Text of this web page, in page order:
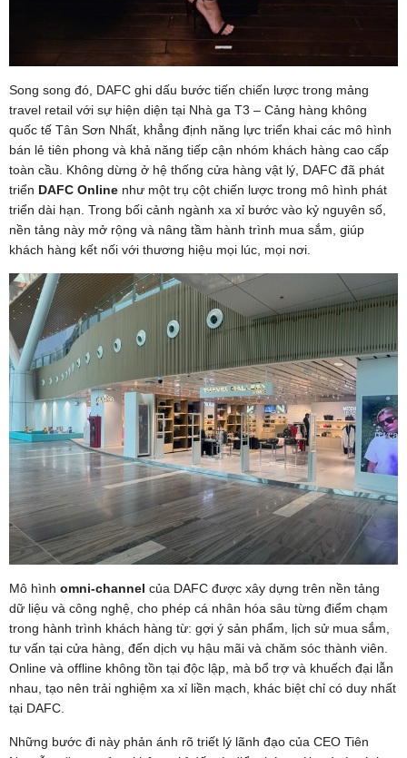
Song song đó, DAFC ghi dấu bước tiến chiến lược trong mảng
travel retail với sự hiện diện tại Nhà ga T3 – Cảng hàng không
quốc tế Tân Sơn Nhất, khẳng định năng lực triển khai các mô hình
bán lẻ tiên phong và khả năng tiếp cận nhóm khách hàng cao cấp
toàn cầu. Không dừng ở hệ thống cửa hàng vật lý, DAFC đã phát
triển DAFC Online như một trụ cột chiến lược trong mô hình phát
triển dài hạn. Trong bối cảnh ngành xa xỉ bước vào kỷ nguyên số,
nền tảng này mở rộng và nâng tầm hành trình mua sắm, giúp
khách hàng kết nối với thương hiệu mọi lúc, mọi nơi.
Mô hình omni-channel của DAFC được xây dựng trên nền tảng
dữ liệu và công nghệ, cho phép cá nhân hóa sâu từng điểm chạm
trong hành trình khách hàng từ: gợi ý sản phẩm, lịch sử mua sắm,
tư vấn tại cửa hàng, đến dịch vụ hậu mãi và chăm sóc thành viên.
Online và offline không tồn tại độc lập, mà bổ trợ và khuếch đại lẫn
nhau, tạo nên trải nghiệm xa xỉ liền mạch, khác biệt chỉ có duy nhất
tại DAFC.
Những bước đi này phản ánh rõ triết lý lãnh đạo của CEO Tiên